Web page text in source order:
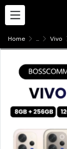
Home ... Vivo